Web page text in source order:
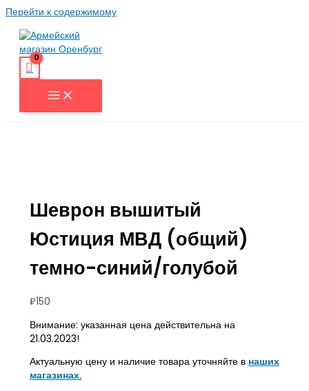
Перейти к содержимому
Шеврон вышитый
Юстиция МВД (общий)
темно-синий/голубой
₽150
Внимание: указанная цена действительна на
21.03.2023!
Актуальную цену и наличие товара уточняйте в наших
магазинах.